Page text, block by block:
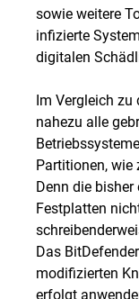
sowie weitere
infizierte
digitalen
Im Vergleich zu
nahezu alle
Partitionen, wie
Denn die
Festplatten
Das
modifizierten
erfolgt